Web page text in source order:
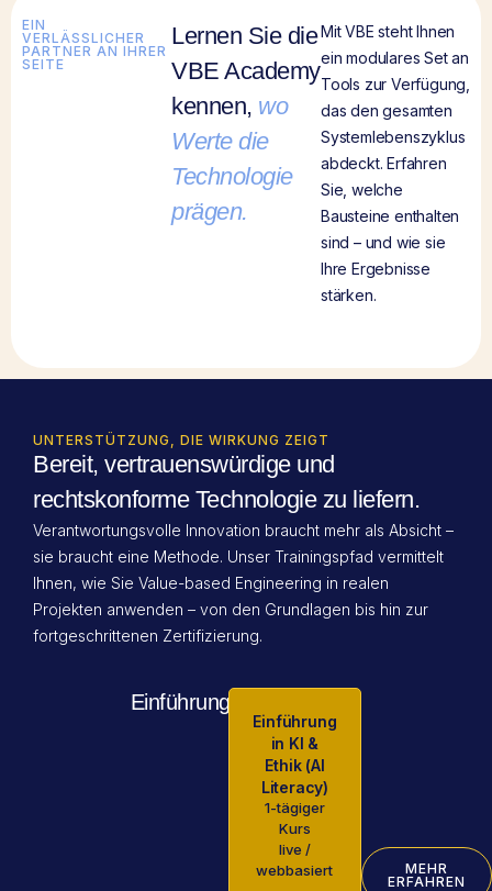
EIN
VERLÄSSLICHER
PARTNER AN IHRER
SEITE
Lernen Sie die
VBE Academy
kennen, wo
Werte die
Technologie
prägen.
Mit VBE steht Ihnen
ein modulares Set an
Tools zur Verfügung,
das den gesamten
Systemlebenszyklus
abdeckt. Erfahren
Sie, welche
Bausteine enthalten
sind – und wie sie
Ihre Ergebnisse
stärken.
UNTERSTÜTZUNG, DIE WIRKUNG ZEIGT
Bereit, vertrauenswürdige und
rechtskonforme Technologie zu liefern.
Verantwortungsvolle Innovation braucht mehr als Absicht –
sie braucht eine Methode. Unser Trainingspfad vermittelt
Ihnen, wie Sie Value-based Engineering in realen
Projekten anwenden – von den Grundlagen bis hin zur
fortgeschrittenen Zertifizierung.
Einführung
Einführung
in KI &
Ethik (AI
Literacy)
1-tägiger
Kurs
live /
webbasiert
MEHR
ERFAHREN